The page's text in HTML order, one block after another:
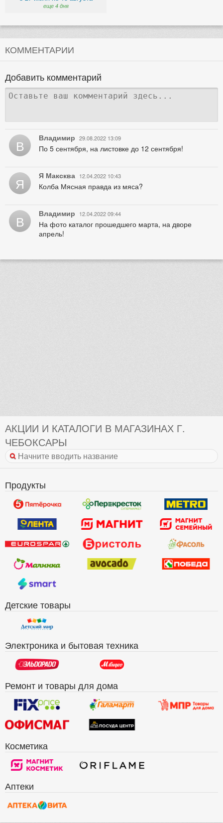
еще 4 дня
КОММЕНТАРИИ
Добавить комментарий
В Владимир 29.08.2022 13:09
По 5 сентября, на листовке до 12 сентября!
Я Я Максква 12.04.2022 10:43
Колба Мясная правда из мяса?
В Владимир 12.04.2022 09:44
На фото каталог прошедшего марта, на дворе
апрель!
АКЦИИ И КАТАЛОГИ В МАГАЗИНАХ Г.
ЧЕБОКСАРЫ
Продукты
Детские товары
Электроника и бытовая техника
Ремонт и товары для дома
Косметика
Аптеки